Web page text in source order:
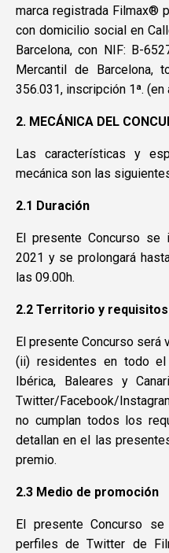
marca registrada Filmax®
con domicilio social en
Barcelona, con NIF: B-
Mercantil de Barcelona,
356.031, inscripción 1ª. (en
2. MECÁNICA DEL
Las características y
mecánica son las
2.1 Duración
El presente Concurso
2021 y se prolongará
las 09.00h.
2.2 Territorio y
El presente Concurso
(ii) residentes en todo el
Ibérica, Baleares y
Twitter/Facebook/
no cumplan todos los
detallan en el las
premio.
2.3 Medio de promoción
El presente Concurso
perfiles de Twitter de